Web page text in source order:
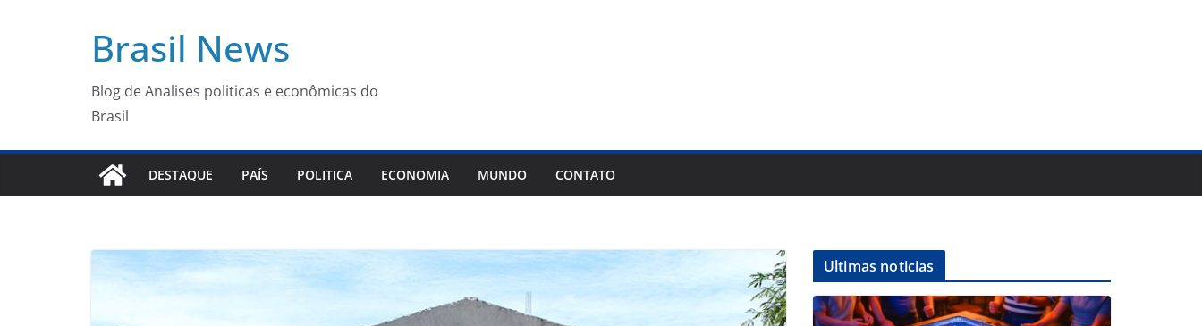
Brasil News
Blog de Analises politicas e econômicas do
Brasil
DESTAQUE PAÍS POLITICA ECONOMIA MUNDO CONTATO
Ultimas noticias